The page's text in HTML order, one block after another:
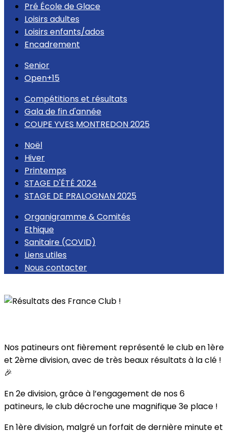
Pré École de Glace
Loisirs adultes
Loisirs enfants/ados
Encadrement
Senior
Open+15
Compétitions et résultats
Gala de fin d'année
COUPE YVES MONTREDON 2025
Noël
Hiver
Printemps
STAGE D'ÉTÉ 2024
STAGE DE PRALOGNAN 2025
Organigramme & Comités
Ethique
Sanitaire (COVID)
Liens utiles
Nous contacter
Nos patineurs ont fièrement représenté le club en 1ère
et 2ème division, avec de très beaux résultats à la clé !
🎉
En 2e division, grâce à l’engagement de nos 6
patineurs, le club décroche une magnifique 3e place !
En 1ère division, malgré un forfait de dernière minute et